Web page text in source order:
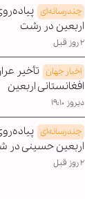
چندرسانه‌ای
اربعین در رشت
۲ روز قبل
اخبار جهان تأخیر
افغانستانی اربعین
دیروز ۱۹:۱۰
چندرسانه‌ای
اربعین حسینی در
۲ روز قبل